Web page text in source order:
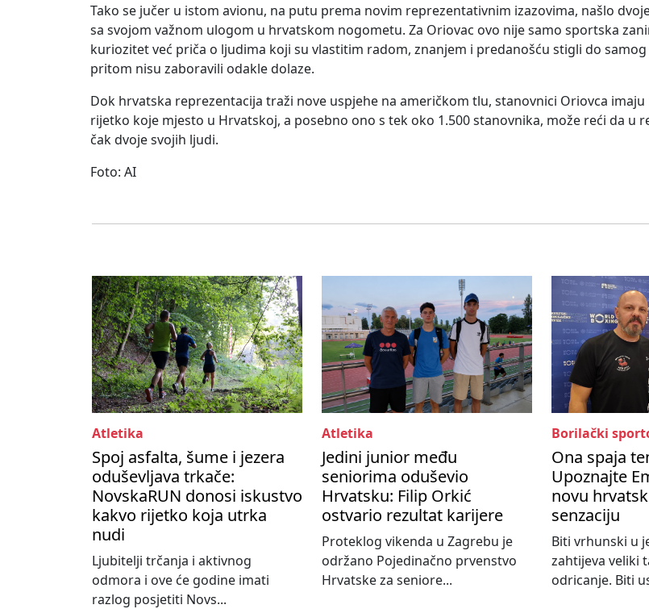
Tako se jučer u istom avionu, na putu prema novim reprezentativnim izazovima, našlo
sa svojom važnom ulogom u hrvatskom nogometu. Za Oriovac ovo nije samo sportska
kuriozitet već priča o ljudima koji su vlastitim radom, znanjem i predanošću stigli do
pritom nisu zaboravili odakle dolaze.
Dok hrvatska reprezentacija traži nove uspjehe na američkom tlu, stanovnici Oriovca
rijetko koje mjesto u Hrvatskoj, a posebno ono s tek oko 1.500 stanovnika, može reći da u
čak dvoje svojih ljudi.
Foto: AI
Atletika
Spoj asfalta, šume i jezera
oduševljava trkače:
NovskaRUN donosi iskustvo
kakvo rijetko koja utrka
nudi
Ljubitelji trčanja i aktivnog
odmora i ove će godine imati
razlog posjetiti Novs...
Atletika
Jedini junior među
seniorima oduševio
Hrvatsku: Filip Orkić
ostvario rezultat karijere
Proteklog vikenda u Zagrebu je
održano Pojedinačno prvenstvo
Hrvatske za seniore...
Borilački
Ona spaja
Upoznajte
novu
senzaciju
Biti vrhunski u
zahtijeva veliki
odricanje. Biti